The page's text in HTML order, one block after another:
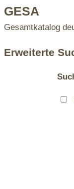
GESA
Gesamtkatalog
Erweiterte